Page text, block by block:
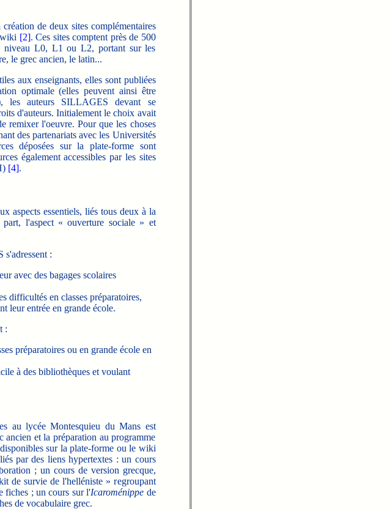
de deuxsites complémentaires
[2]. Ces sites comptent près de 500
niveau L0, L1 ou L2, portant sur les
le grec ancien, le latin...
aux enseignants, elles sont publiées
optimale (elles peuvent ainsi être
les auteurs SILLAGES devant se
d'auteurs. Initialement le choix avait
remixer l'oeuvre. Pour que les choses
des partenariats avec les Universités
déposées sur la plate-forme sont
également accessibles par les sites
[4].
aspects essentiels, liés tous deux à la
l'aspect « ouverture sociale » et
:
avec des bagages scolaires
difficultés en classes préparatoires,
leur entrée en grande école.
:
préparatoires ou en grande école en
à des bibliothèques et voulant
au lycée Montesquieu du Mans est
ancien et la préparation au programme
sur la plate-forme ou le wiki
par des liens hypertextes : un cours
; un cours de version grecque,
de survie de l'helléniste » regroupant
fiches ; un cours sur l'Icaroménippe de
de vocabulaire grec.